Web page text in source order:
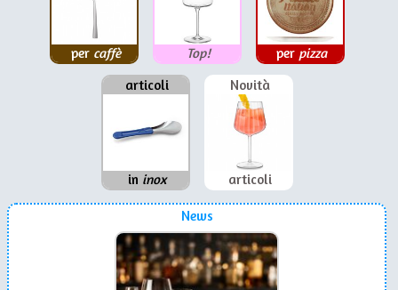
per caffè Top! per pizza
articoli
in inox
Novità
articoli
News